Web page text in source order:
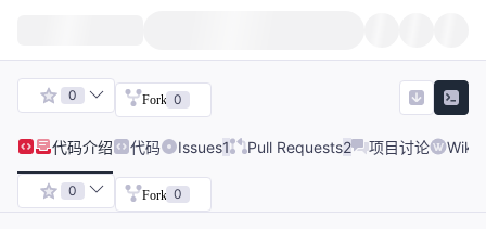
0 Fork 0
代码介绍 代码 Issues1 Pull Requests2 项目讨论 Wiki
0 Fork 0